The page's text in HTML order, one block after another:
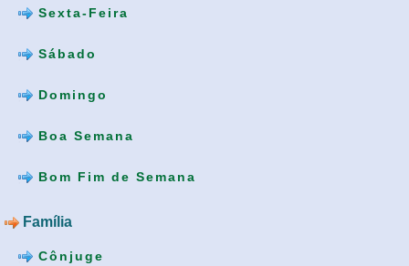
Sexta-Feira
Sábado
Domingo
Boa Semana
Bom Fim de Semana
Família
Cônjuge